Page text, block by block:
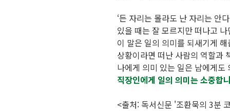
‘든 자리는 몰라도 난 자리는 안
있을 때는 잘 모르지만 떠나고
이 말은 일의 의미를 되새기게
상황이라면 떠난 사람의 역할과
나에게 의미 있는 일은 남에게도
직장인에게 일의 의미는 소중합
<출처: 독서신문 '조환묵의 3분